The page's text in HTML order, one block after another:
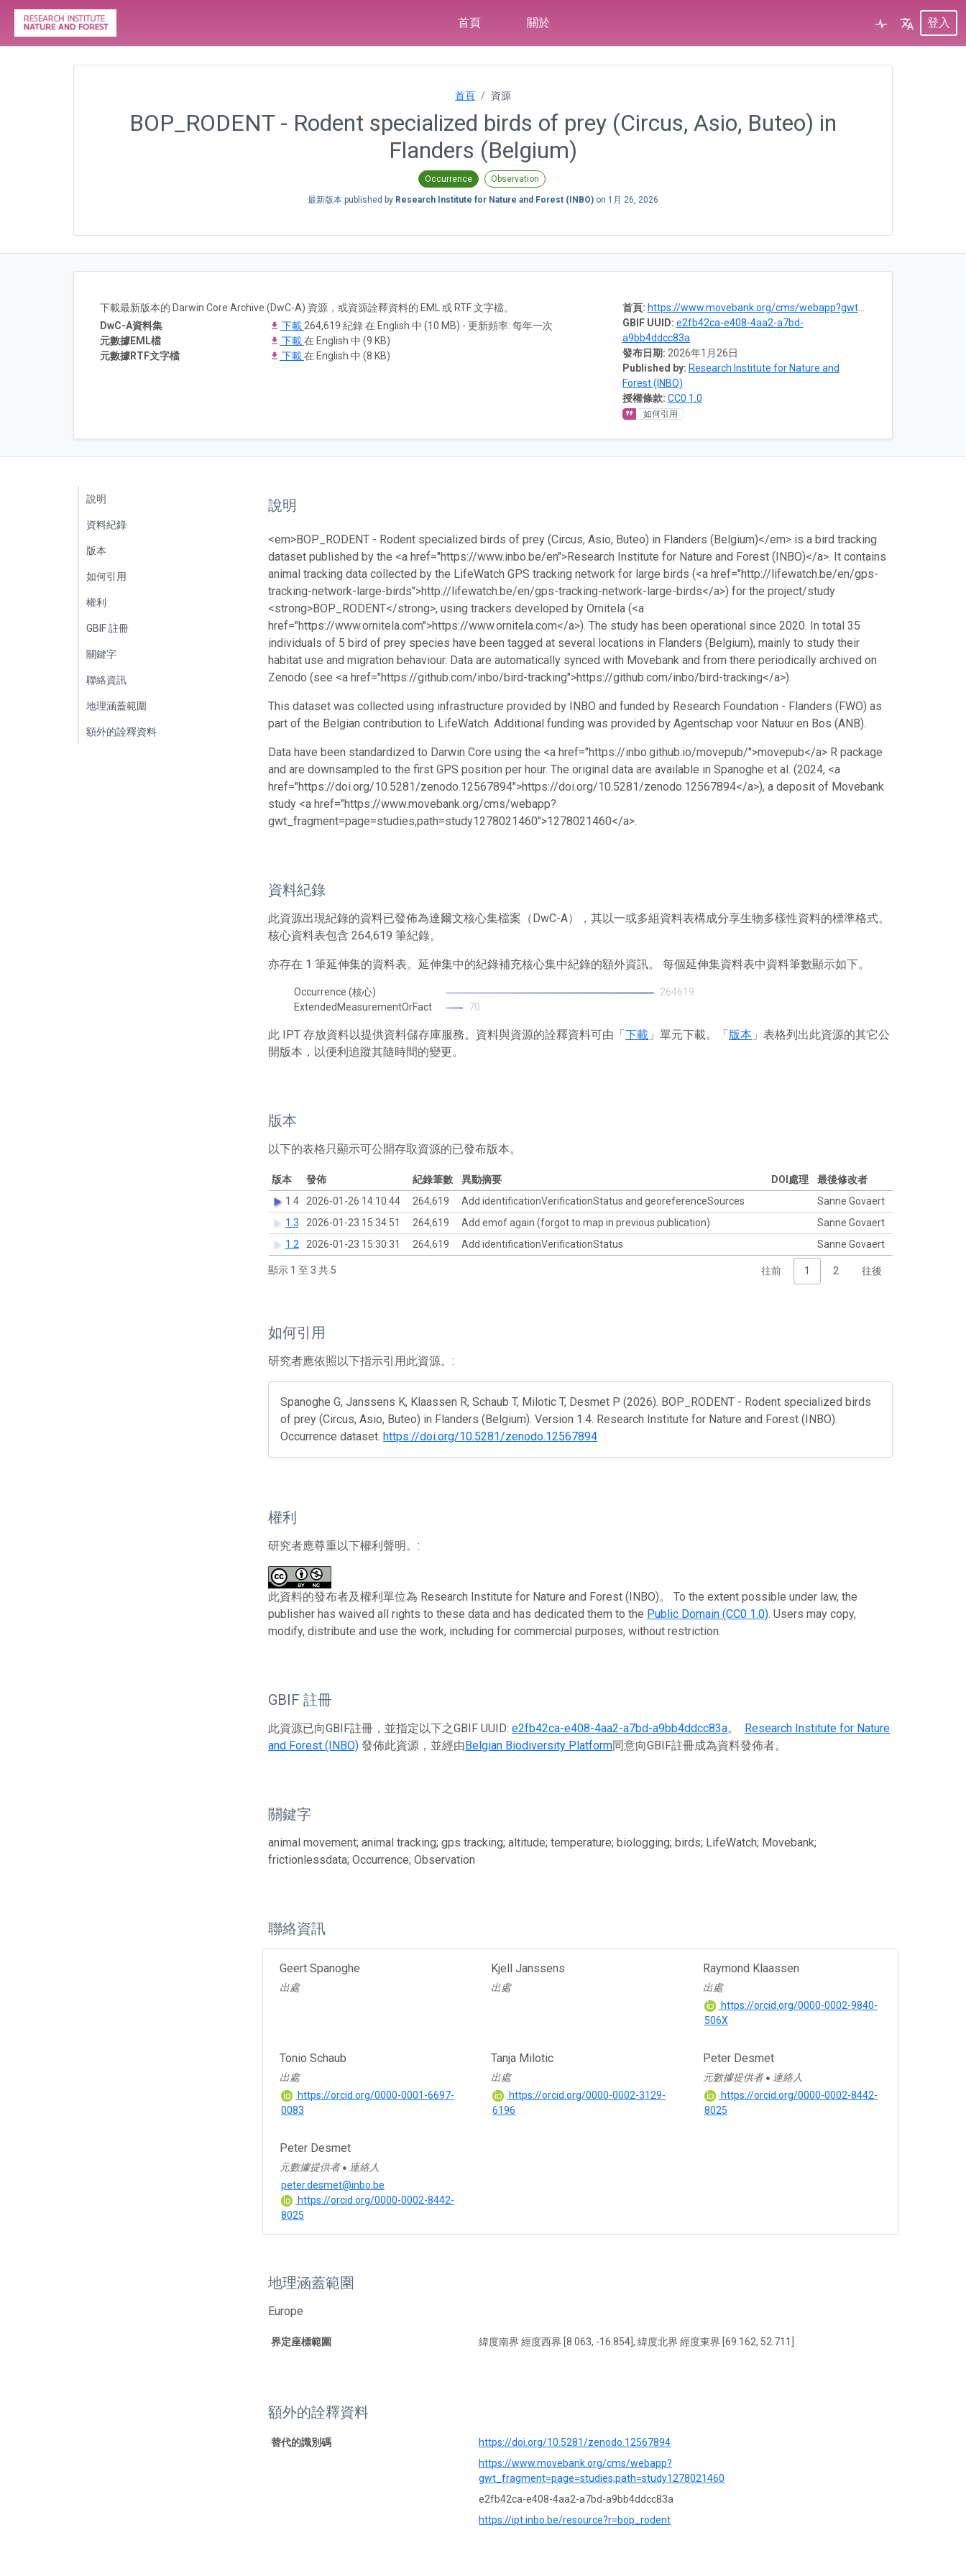
首頁 關於 登入
首頁 資源
BOP_RODENT - Rodent specialized birds of prey (Circus, Asio, Buteo) in
Flanders (Belgium)
Occurrence Observation
最新版本 published by Research Institute for Nature and Forest (INBO) on 1月 26, 2026
首頁: https://www.movebank.org/cms/webapp?gwt_fragment=page=studies,path=study1278021460
GBIF UUID: e2fb42ca-e408-4aa2-a7bd-
a9bb4ddcc83a
發布日期: 2026年1月26日
Published by: Research Institute for Nature and
Forest (INBO)
授權條款: CC0 1.0
如何引用
下載最新版本的 Darwin Core Archive (DwC-A) 資源，或資源詮釋資料的 EML 或 RTF 文字檔。
DwC-A資料集
下載 264,619 紀錄 在 English 中 (10 MB) - 更新頻率: 每年一次
元數據EML檔
下載在 English 中 (9 KB)
元數據RTF文字檔
下載在 English 中 (8 KB)
說明
資料紀錄
版本
如何引用
權利
GBIF 註冊
關鍵字
聯絡資訊
地理涵蓋範圍
額外的詮釋資料
說明
<em>BOP_RODENT - Rodent specialized birds of prey (Circus, Asio, Buteo) in Flanders (Belgium)</em> is a bird tracking
dataset published by the <a href="https://www.inbo.be/en">Research Institute for Nature and Forest (INBO)</a>. It contains
animal tracking data collected by the LifeWatch GPS tracking network for large birds (<a href="http://lifewatch.be/en/gps-
tracking-network-large-birds">http://lifewatch.be/en/gps-tracking-network-large-birds</a>) for the project/study
<strong>BOP_RODENT</strong>, using trackers developed by Ornitela (<a
href="https://www.ornitela.com">https://www.ornitela.com</a>). The study has been operational since 2020. In total 35
individuals of 5 bird of prey species have been tagged at several locations in Flanders (Belgium), mainly to study their
habitat use and migration behaviour. Data are automatically synced with Movebank and from there periodically archived on
Zenodo (see <a href="https://github.com/inbo/bird-tracking">https://github.com/inbo/bird-tracking</a>).
This dataset was collected using infrastructure provided by INBO and funded by Research Foundation - Flanders (FWO) as
part of the Belgian contribution to LifeWatch. Additional funding was provided by Agentschap voor Natuur en Bos (ANB).
Data have been standardized to Darwin Core using the <a href="https://inbo.github.io/movepub/">movepub</a> R package
and are downsampled to the first GPS position per hour. The original data are available in Spanoghe et al. (2024, <a
href="https://doi.org/10.5281/zenodo.12567894">https://doi.org/10.5281/zenodo.12567894</a>), a deposit of Movebank
study <a href="https://www.movebank.org/cms/webapp?
gwt_fragment=page=studies,path=study1278021460">1278021460</a>.
資料紀錄
此資源出現紀錄的資料已發佈為達爾文核心集檔案（DwC-A），其以一或多組資料表構成分享生物多樣性資料的標準格式。
核心資料表包含 264,619 筆紀錄。
亦存在 1 筆延伸集的資料表。延伸集中的紀錄補充核心集中紀錄的額外資訊。 每個延伸集資料表中資料筆數顯示如下。
Occurrence (核心)
264619
ExtendedMeasurementOrFact
70
此 IPT 存放資料以提供資料儲存庫服務。資料與資源的詮釋資料可由「下載 」單元下載。「版本 」表格列出此資源的其它公
開版本，以便利追蹤其隨時間的變更。
版本
以下的表格只顯示可公開存取資源的已發布版本。
版本 發佈 紀錄筆數 異動摘要 DOI處理
最後修改者
1.4
2026-01-26 14:10:44 264,619 Add identificationVerificationStatus and georeferenceSources
Sanne Govaert
1.3
2026-01-23 15:34:51 264,619 Add emof again (forgot to map in previous publication)
Sanne Govaert
1.2
2026-01-23 15:30:31 264,619 Add identificationVerificationStatus Sanne Govaert
顯示 1 至 3 共 5 往前 1 2 往後
如何引用
研究者應依照以下指示引用此資源。:
Spanoghe G, Janssens K, Klaassen R, Schaub T, Milotic T, Desmet P (2026). BOP_RODENT - Rodent specialized birds
of prey (Circus, Asio, Buteo) in Flanders (Belgium). Version 1.4. Research Institute for Nature and Forest (INBO).
Occurrence dataset. https://doi.org/10.5281/zenodo.12567894
權利
研究者應尊重以下權利聲明。:
此資料的發布者及權利單位為 Research Institute for Nature and Forest (INBO)。 To the extent possible under law, the
publisher has waived all rights to these data and has dedicated them to the Public Domain (CC0 1.0). Users may copy,
modify, distribute and use the work, including for commercial purposes, without restriction.
GBIF 註冊
此資源已向GBIF註冊，並指定以下之GBIF UUID:e2fb42ca-e408-4aa2-a7bd-a9bb4ddcc83a。
Research Institute for Nature
and Forest (INBO) 發佈此資源，並經由 Belgian Biodiversity Platform同意向GBIF註冊成為資料發佈者。
關鍵字
animal movement; animal tracking; gps tracking; altitude; temperature; biologging; birds; LifeWatch; Movebank;
frictionlessdata; Occurrence; Observation
聯絡資訊
Geert Spanoghe
出處
Kjell Janssens
出處
Raymond Klaassen
出處
https://orcid.org/0000-0002-9840-
506X
Tonio Schaub
出處
https://orcid.org/0000-0001-6697-
0083
Tanja Milotic
出處
https://orcid.org/0000-0002-3129-
6196
Peter Desmet
元數據提供者 ● 連絡人
https://orcid.org/0000-0002-8442-
8025
Peter Desmet
元數據提供者 ● 連絡人
peter.desmet@inbo.be
https://orcid.org/0000-0002-8442-
8025
地理涵蓋範圍
Europe
界定座標範圍 緯度南界 經度西界 [8.063, -16.854], 緯度北界 經度東界 [69.162, 52.711]
額外的詮釋資料
替代的識別碼
https://doi.org/10.5281/zenodo.12567894
https://www.movebank.org/cms/webapp?
gwt_fragment=page=studies,path=study1278021460
e2fb42ca-e408-4aa2-a7bd-a9bb4ddcc83a
https://ipt.inbo.be/resource?r=bop_rodent